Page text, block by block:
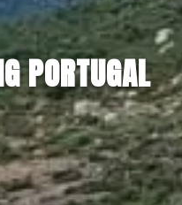
PORTUGAL